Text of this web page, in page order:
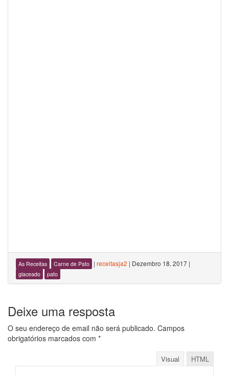
As Receitas Carne de Pato | receitasja2 | Dezembro 18, 2017 |
glaceado pato
Deixe uma resposta
O seu endereço de email não será publicado. Campos
obrigatórios marcados com *
Visual HTML